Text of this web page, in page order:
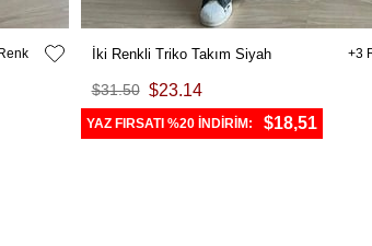
İki Renkli Triko Takım Siyah
$23.14
$31.50
3
YAZ FIRSATI %20 İNDİRİM: $18,51